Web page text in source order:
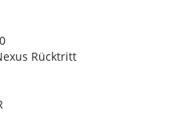
Rücktritt